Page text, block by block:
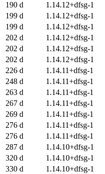
190 d
1.14.12+dfsg-1
199 d
1.14.12+dfsg-1
199 d
1.14.12+dfsg-1
202 d
1.14.12+dfsg-1
202 d
1.14.12+dfsg-1
202 d
1.14.12+dfsg-1
226 d
1.14.11+dfsg-1
248 d
1.14.11+dfsg-1
263 d
1.14.11+dfsg-1
267 d
1.14.11+dfsg-1
269 d
1.14.11+dfsg-1
276 d
1.14.11+dfsg-1
276 d
1.14.11+dfsg-1
287 d
1.14.10+dfsg-1
320 d
1.14.10+dfsg-1
330 d
1.14.10+dfsg-1